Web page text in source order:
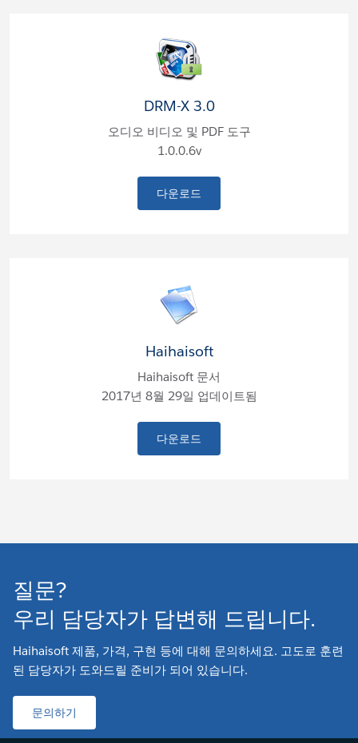
DRM-X 3.0
오디오 비디오 및 PDF 도구
1.0.0.6v
다운로드
Haihaisoft
Haihaisoft 문서
2017년 8월 29일 업데이트됨
다운로드
질문?
우리 담당자가 답변해 드립니다.
Haihaisoft 제품, 가격, 구현 등에 대해 문의하세요. 고도로 훈련
된 담당자가 도와드릴 준비가 되어 있습니다.
문의하기